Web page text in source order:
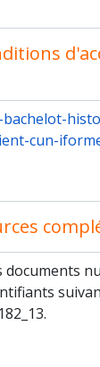
bachelot-
cun-
documents